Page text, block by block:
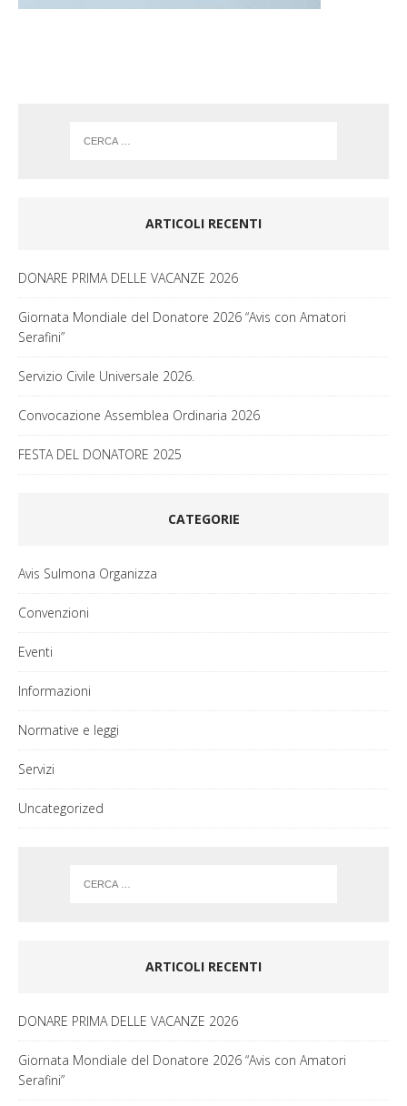
ARTICOLI RECENTI
DONARE PRIMA DELLE VACANZE 2026
Giornata Mondiale del Donatore 2026 “Avis con Amatori
Serafini”
Servizio Civile Universale 2026.
Convocazione Assemblea Ordinaria 2026
FESTA DEL DONATORE 2025
CATEGORIE
Avis Sulmona Organizza
Convenzioni
Eventi
Informazioni
Normative e leggi
Servizi
Uncategorized
ARTICOLI RECENTI
DONARE PRIMA DELLE VACANZE 2026
Giornata Mondiale del Donatore 2026 “Avis con Amatori
Serafini”